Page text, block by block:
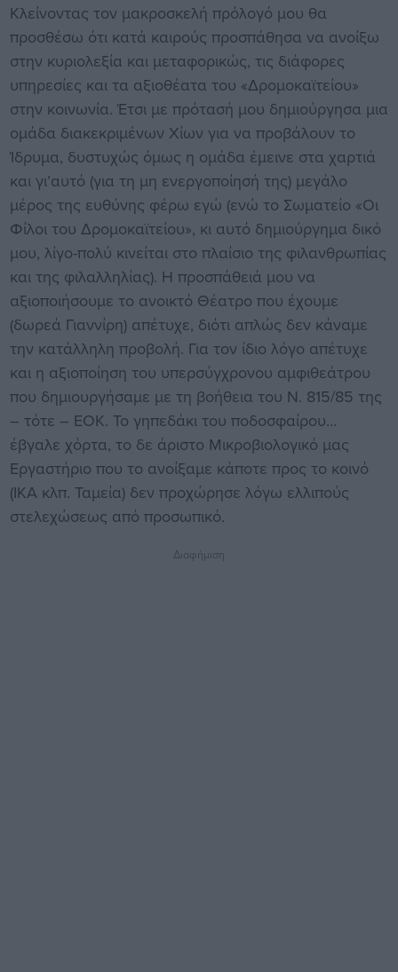
Κλείνοντας τον μακροσκελή πρόλογό μου θα
προσθέσω ότι κατά καιρούς προσπάθησα να ανοίξω
στην κυριολεξία και μεταφορικώς, τις διάφορες
υπηρεσίες και τα αξιοθέατα του «Δρομοκαϊτείου»
στην κοινωνία. Έτσι με πρότασή μου δημιούργησα μια
ομάδα διακεκριμένων Χίων για να προ­βάλουν το
Ίδρυμα, δυστυχώς όμως η ομάδα έμεινε στα χαρτιά
και γι’αυτό (για τη μη ενεργοποίησή της) μεγάλο
μέρος της ευθύνης φέρω εγώ (ενώ το Σωματείο «Οι
Φίλοι του Δρομοκαϊτείου», κι αυτό δημιούργημα δικό
μου, λίγο-πολύ κινείται στο πλαίσιο της φιλανθρωπίας
και της φιλαλληλίας). Η προσπάθειά μου να
αξιοποιήσουμε το ανοικτό Θέατρο που έχουμε
(δωρεά Γιαννίρη) απέτυχε, διότι απλώς δεν κάναμε
την κατάλληλη προβολή. Για τον ίδιο λόγο απέτυχε
και η αξιοποίηση του υπερσύγχρονου αμφι­θεάτρου
που δημιουργήσαμε με τη βοήθεια του Ν. 815/85 της
– τότε – ΕΟΚ. Το γηπεδάκι του ποδοσφαίρου…
έβγαλε χόρτα, το δε άριστο Μικροβιολογικό μας
Εργαστήριο που το ανοίξαμε κάποτε προς το κοινό
(ΙΚΑ κλπ. Ταμεία) δεν προχώρησε λόγω ελλιπούς
στελεχώσεως από προσωπικό.
Διαφήμιση